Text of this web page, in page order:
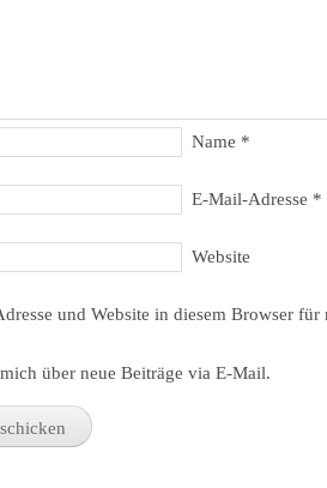
Name *
E-Mail-Adresse *
Website
und Website in diesem Browser
über neue Beiträge via E-Mail.